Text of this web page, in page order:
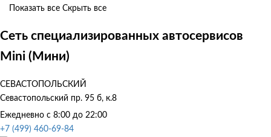
Показать все Скрыть все
Сеть специализированных автосервисов
Mini (Мини)
СЕВАСТОПОЛЬСКИЙ
Севастопольский пр. 95 б, к.8
Ежедневно с 8:00 до 22:00
+7 (499) 460-69-84